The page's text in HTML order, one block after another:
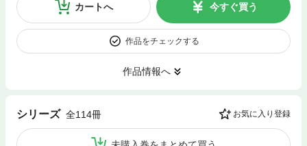
カートへ 今すぐ買う
作品をチェックする
作品情報へ
シリーズ 全114冊 お気に入り登録